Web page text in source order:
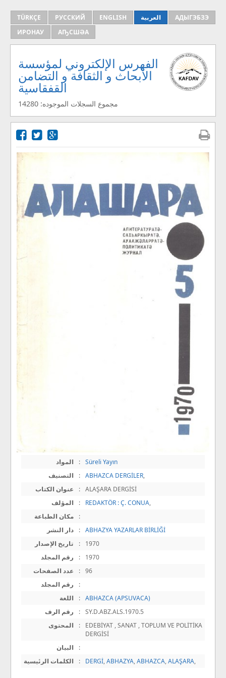
TÜRKÇE РУССКИЙ ENGLISH العربية
АДЫГЭБЗЭ
ИРОНАУ
АҦСШӘА
الفهرس الإلكتروني لمؤسسة
الأبحاث و الثقافة و التضامن
القفقاسية
مجموع السجلات الموجوده: 14280
المواد : Süreli Yayın
التصنيف
: ABHAZCA DERGİLER,
عنوان الكتاب
: ALAŞARA DERGİSİ
المؤلف
: REDAKTÖR : Ç. CONUA,
مكان الطباعة
:
دار النشر
: ABHAZYA YAZARLAR BİRLİĞİ
تاريخ الإصدار
:
1970
رقم المجلد
:
1970
عدد الصفحات
: 96
رقم المجلد
:
اللغة
: ABHAZCA (APSUVACA)
رقم الرف
: SY.D.ABZ.ALS.1970.5
المحتوى
:
EDEBİYAT , SANAT , TOPLUM VE POLİTİKA
DERGİSİ
البيان
:
الكلمات الرئيسية
: DERGİ,ABHAZYA,ABHAZCA,ALAŞARA,